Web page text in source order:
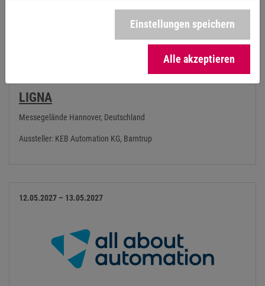
LIGNA
Messegelände Hannover, Deutschland
Aussteller: KEB Automation KG, Barntrup
12.05.2027 – 13.05.2027
Einstellungen speichern
Alle akzeptieren